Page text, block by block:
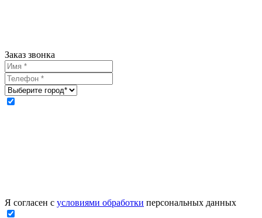
Заказ звонка
Я согласен с условиями обработки персональных данных